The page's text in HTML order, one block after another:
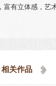
富有立体感，艺
相关作品